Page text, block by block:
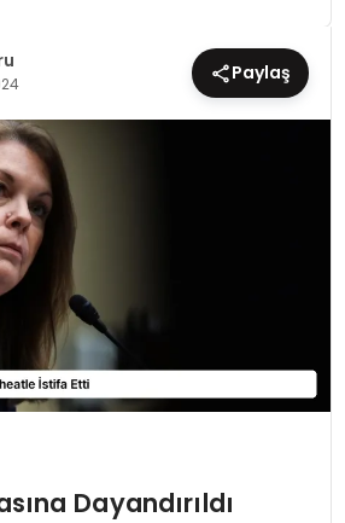
Paylaş
Dayandırıldı